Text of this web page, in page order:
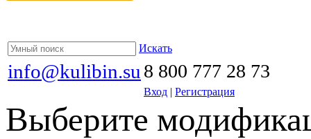
Искать
info@kulibin.su 8 800 777 28 73
Вход | Регистрация
Выберите